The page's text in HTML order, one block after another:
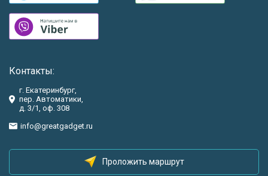
Контакты:
г. Екатеринбург,
пер. Автоматики,
д. 3/1, оф. 308
info@greatgadget.ru
Проложить маршрут